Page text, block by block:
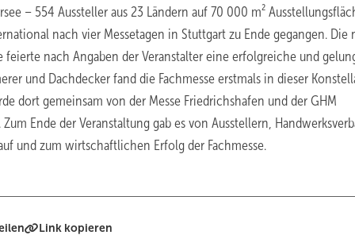
– 554 Aussteller aus 23 Ländern auf 70 000 m²
nach vier Messetagen in Stuttgart zu Ende gegangen. Die
nach Angaben der Veranstalter eine erfolgreiche und
und Dachdecker fand die Fachmesse erstmals in dieser
dort gemeinsam von der Messe Friedrichshafen und der GHM
Ende der Veranstaltung gab es von Ausstellern,
und zum wirtschaftlichen Erfolg der Fachmesse.
Link kopieren